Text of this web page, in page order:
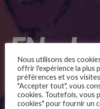
EN –
(Partir)
Nous utilisons des
offrir l'expérience la plus
préférences et vos
"Accepter tout", vous
cookies. Toutefois, vous
cookies" pour fournir un